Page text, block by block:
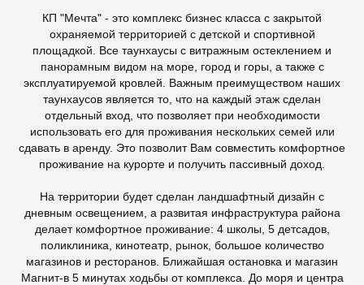
КП "Мечта" - это комплекс бизнес класса с закрытой
охраняемой территорией с детской и спортивной
площадкой. Все таунхаусы с витражным остеклением и
панорамным видом на море, город и горы, а также с
эксплуатируемой кровлей. Важным преимуществом наших
таунхаусов является то, что на каждый этаж сделан
отдельный вход, что позволяет при необходимости
использовать его для проживания нескольких семей или
сдавать в аренду. Это позволит Вам совместить комфортное
проживание на курорте и получить пассивный доход.
На территории будет сделан ландшафтный дизайн с
дневным освещением, а развитая инфраструктура района
делает комфортное проживание: 4 школы, 5 детсадов,
поликлиника, кинотеатр, рынок, большое количество
магазинов и ресторанов. Ближайшая остановка и магазин
Магнит-в 5 минутах ходьбы от комплекса. До моря и центра